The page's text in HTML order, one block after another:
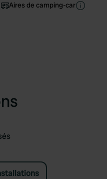
Aires de camping-car